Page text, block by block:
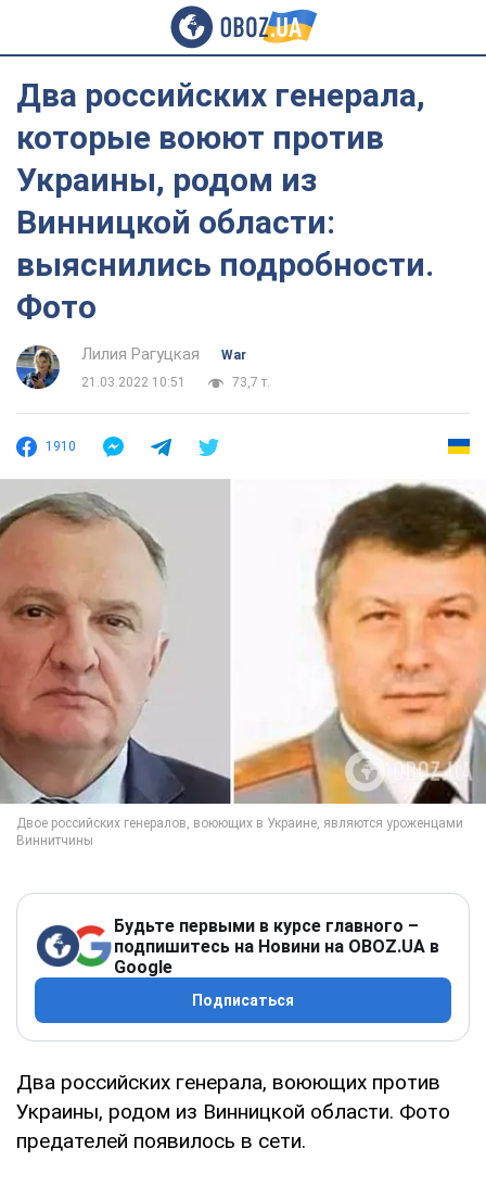
Два российских генерала,
которые воюют против
Украины, родом из
Винницкой области:
выяснились подробности.
Фото
Лилия Рагуцкая
War
21.03.2022 10:51
73,7 т.
1910
Будьте первыми в курсе главного –
подпишитесь на Новини на OBOZ.UA в
Google
Подписаться
Два российских генерала, воюющих против
Украины, родом из Винницкой области. Фото
предателей появилось в сети.